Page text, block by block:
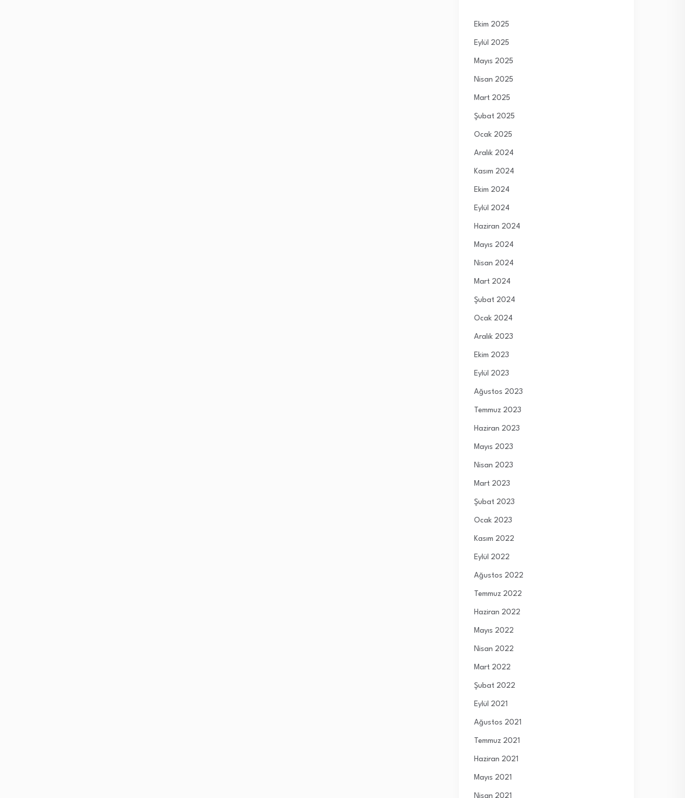
Ekim 2025
Eylül 2025
Mayıs 2025
Nisan 2025
Mart 2025
Şubat 2025
Ocak 2025
Aralık 2024
Kasım 2024
Ekim 2024
Eylül 2024
Haziran 2024
Mayıs 2024
Nisan 2024
Mart 2024
Şubat 2024
Ocak 2024
Aralık 2023
Ekim 2023
Eylül 2023
Ağustos 2023
Temmuz 2023
Haziran 2023
Mayıs 2023
Nisan 2023
Mart 2023
Şubat 2023
Ocak 2023
Kasım 2022
Eylül 2022
Ağustos 2022
Temmuz 2022
Haziran 2022
Mayıs 2022
Nisan 2022
Mart 2022
Şubat 2022
Eylül 2021
Ağustos 2021
Temmuz 2021
Haziran 2021
Mayıs 2021
Nisan 2021